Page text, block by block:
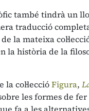
també tindrà un
traducció
la mateixa
la història de la
col·leccióFigura,
les formes de